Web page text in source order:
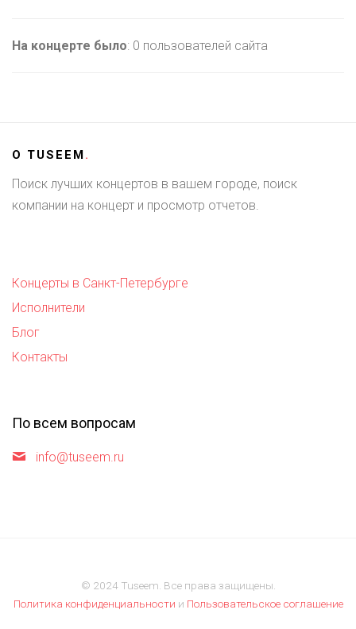
На концерте было: 0 пользователей сайта
О TUSEEM.
Поиск лучших концертов в вашем городе, поиск
компании на концерт и просмотр отчетов.
Концерты в Санкт-Петербурге
Исполнители
Блог
Контакты
По всем вопросам
info@tuseem.ru
© 2024 Tuseem. Все права защищены.
Политика конфиденциальности и Пользовательское соглашение